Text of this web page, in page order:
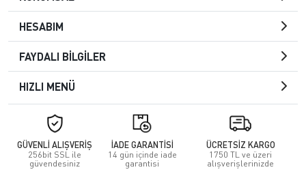
HESABIM
FAYDALI BİLGİLER
HIZLI MENÜ
GÜVENLİ ALIŞVERİŞ
256bit SSL ile
güvendesiniz
İADE GARANTİSİ
14 gün içinde iade
garantisi
ÜCRETSİZ KARGO
1750 TL ve üzeri
alışverişlerinizde